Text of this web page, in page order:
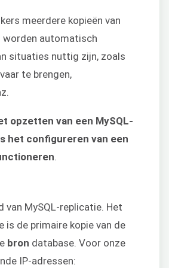
meerdere kopieën van
worden automatisch
situaties nuttig zijn, zoals
te brengen,
opzetten van een MySQL-
het configureren van een
van MySQL-replicatie. Het
is de primaire kopie van de
bron database. Voor onze
IP-adressen: